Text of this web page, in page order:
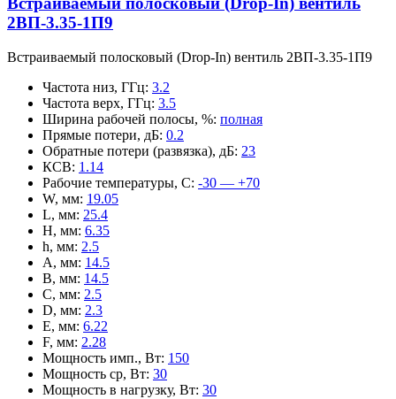
2ВП-3.35-1П9
Встраиваемый полосковый (Drop-In) вентиль 2ВП-3.35-1П9
Частота низ, ГГц: 3.2
Частота верх, ГГц: 3.5
Ширина рабочей полосы, %: полная
Прямые потери, дБ: 0.2
Обратные потери (развязка), дБ: 23
КСВ: 1.14
Рабочие температуры, С: -30 — +70
W, мм: 19.05
L, мм: 25.4
H, мм: 6.35
h, мм: 2.5
A, мм: 14.5
B, мм: 14.5
C, мм: 2.5
D, мм: 2.3
E, мм: 6.22
F, мм: 2.28
Мощность имп., Вт: 150
Мощность ср, Вт: 30
Мощность в нагрузку, Вт: 30